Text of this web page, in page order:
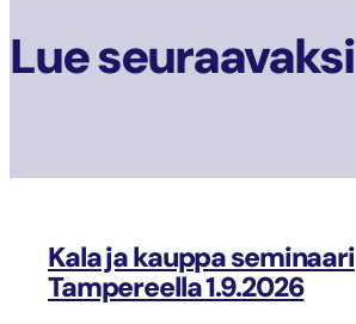
Lue seuraavaksi
Kala ja kauppa seminaari
Tampereella 1.9.2026